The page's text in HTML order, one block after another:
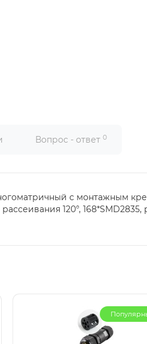
Вопрос - ответ 0
с монтажным
рассеивания 120°,